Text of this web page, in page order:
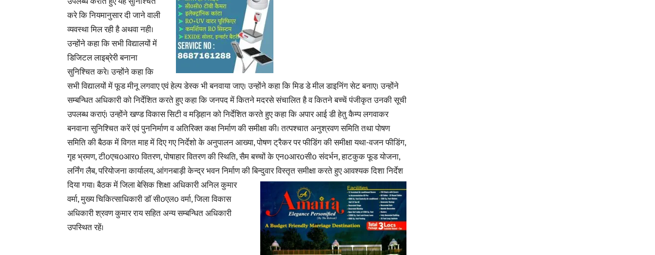
करे कि नियमानुसार दी जाने वाली
व्यवस्था मिल रही है अथवा नही।
उन्होंने कहा कि सभी विद्यालयों में
डिजिटल लाइब्रेरी बनाना
सुनिश्चित करे। उन्होंने कहा कि
सभी विद्यालयों में फूड मीनू लगवाए एवं हेल्प डेस्क भी बनवाया जाए। उन्होंने कहा कि मिड डे मील डाइनिंग सेट बनाए। उन्होंने
सम्बन्धित अधिकारी को निर्देशित करते हुए कहा कि जनपद में कितने मदरसे संचालित है व कितने बच्चें पंजीकृत उनकी सूची
उपलब्ध कराएं। उन्होंने खण्ड विकास सिटी व मड़िहान को निर्देशित करते हुए कहा कि अपार आई डी हेतु कैम्प लगवाकर
बनवाना सुनिश्चित करें एवं पुननिर्माण व अतिरिक्त कक्ष निर्माण की समीक्षा की। तत्पश्चात अनुश्रवण समिति तथा पोषण
समिति की बैठक में विगत माह में दिए गए निर्देशो के अनुपालन आख्या, पोषण ट्रैकर पर फीडिंग की समीक्षा यथा-वजन फीडिंग,
गृह भ्रमण, टी0एच0आर0 वितरण, पोषाहार वितरण की स्थिति, सैम बच्चों के एन0आर0सी0 संदर्भन, हाटकुक फूड योजना,
लर्निंग लैब, परियोजना कार्यालय, आंगनबाड़ी केन्द्र भवन निर्माण की बिन्दुवार विस्तृत समीक्षा करते हुए आवश्यकदिशा निर्देश
दिया गया। बैठक में जिला बेसिक शिक्षा अधिकारी अनिल कुमार
वर्मा, मुख्य चिकित्साधिकारी डाॅ सी0एल0 वर्मा, जिला विकास
अधिकारी श्रवण कुमार राय सहित अन्य सम्बन्धित अधिकारी
उपस्थित रहें।